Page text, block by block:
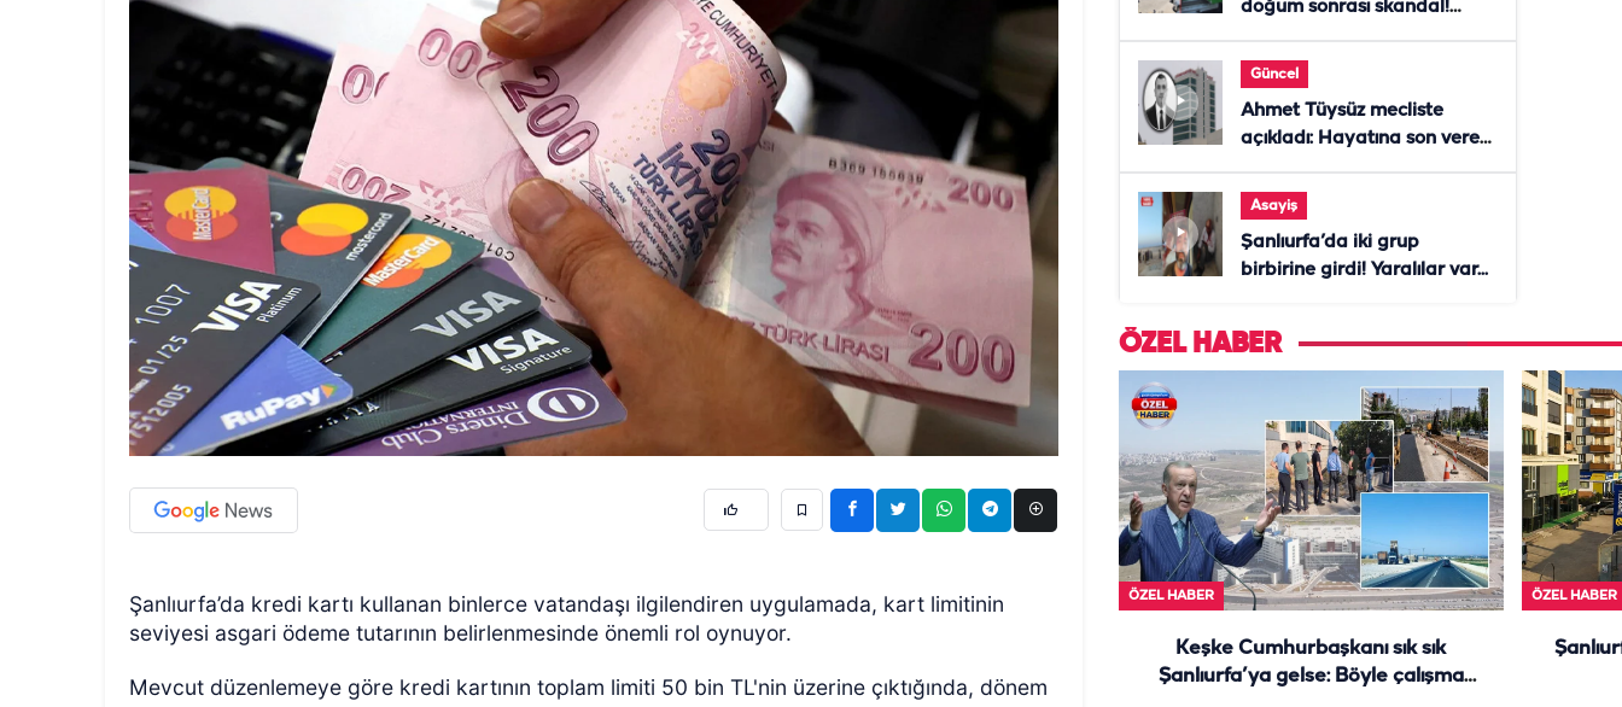
Şanlıurfa’da kredi kartı kullanan binlerce vatandaşı ilgilendiren uygulamada, kart limitinin
seviyesi asgari ödeme tutarının belirlenmesinde önemli rol oynuyor.
Mevcut düzenlemeye göre kredi kartının toplam limiti 50 bin TL'nin üzerine çıktığında, dönem
doğum sonrası skandal!
Güncel
Ahmet Tüysüz mecliste
açıkladı: Hayatına son veren
ölmezdim" notunu bıraktı
Asayiş
Şanlıurfa’da iki grup
birbirine girdi! Yaralılar var...
ÖZEL HABER
ÖZEL HABER
Keşke Cumhurbaşkanı sık sık
Şanlıurfa’ya gelse: Böyle çalışma
ÖZEL HABER